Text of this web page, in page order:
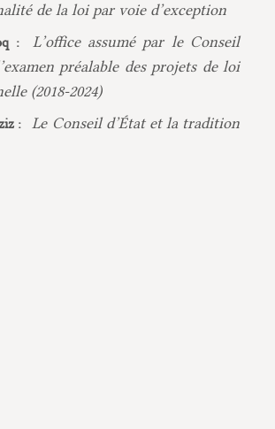
de la loi par voie d’exception
:
L’office assumé par le Conseil
préalable des projets de loi
(2018-2024)
:
Le Conseil d’État et la tradition